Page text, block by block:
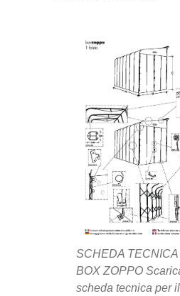
SCHEDA TECNICA
BOX ZOPPO
scheda tecnica per